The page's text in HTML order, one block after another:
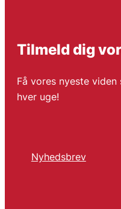
Tilmeld dig
Få vores nyeste
hver uge!
Nyhedsbrev